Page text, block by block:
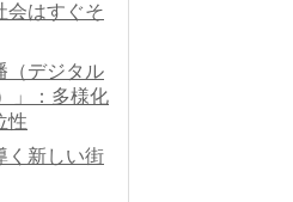
会はすぐそ
（デジタル
」：多様化
性
く新しい街